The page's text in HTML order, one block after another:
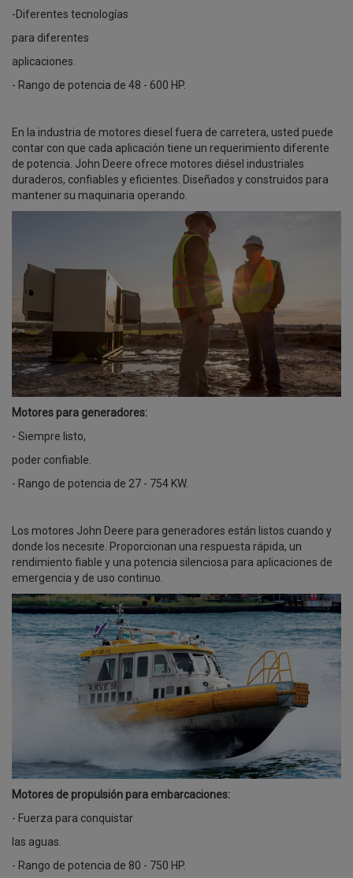
-Diferentes tecnologías
para diferentes
aplicaciones.
- Rango de potencia de 48 - 600 HP.
En la industria de motores diesel fuera de carretera, usted puede
contar con que cada aplicación tiene un requerimiento diferente
de potencia. John Deere ofrece motores diésel industriales
duraderos, confiables y eficientes. Diseñados y construidos para
mantener su maquinaria operando.
Motores para generadores:
- Siempre listo,
poder confiable.
- Rango de potencia de 27 - 754 KW.
Los motores John Deere para generadores están listos cuando y
donde los necesite. Proporcionan una respuesta rápida, un
rendimiento fiable y una potencia silenciosa para aplicaciones de
emergencia y de uso continuo.
Motores de propulsión para embarcaciones:
- Fuerza para conquistar
las aguas.
- Rango de potencia de 80 - 750 HP.